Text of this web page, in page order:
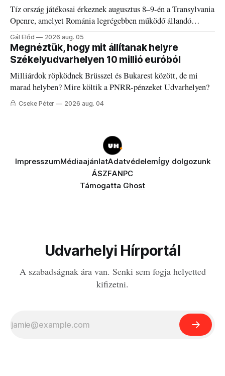
Tíz ország játékosai érkeznek augusztus 8–9-én a Transylvania
Openre, amelyet Románia legrégebben működő állandó
discgolfpályáján rendeznek meg.
Gál Előd 2026 aug. 05
Megnéztük, hogy mit állítanak helyre
Székelyudvarhelyen 10 millió euróból
Milliárdok röpködnek Brüsszel és Bukarest között, de mi
marad helyben? Mire költik a PNRR-pénzeket Udvarhelyen?
Cseke Péter 2026 aug. 04
ImpresszumMédiaajánlatAdatvédelemÍgy dolgozunk
ÁSZFANPC
Támogatta Ghost
Udvarhelyi Hírportál
A szabadságnak ára van. Senki sem fogja helyetted
kifizetni.